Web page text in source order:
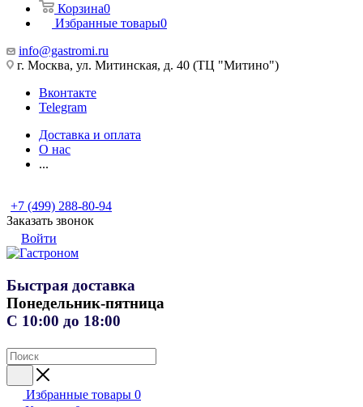
Корзина0
Избранные товары0
info@gastromi.ru
г. Москва, ул. Митинская, д. 40 (ТЦ "Митино")
Вконтакте
Telegram
Доставка и оплата
О нас
...
+7 (499) 288-80-94
Заказать звонок
Войти
Быстрая доставка
Понедельник-пятница
С 10:00 до 18:00
Избранные товары 0